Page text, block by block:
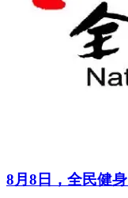
8月8日，全民健身